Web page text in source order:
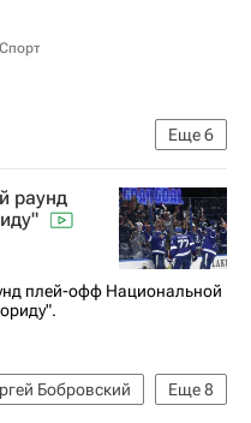
Еще6
Ойлерз
раунд
плей-офф Национальной
Еще8
Бобровский